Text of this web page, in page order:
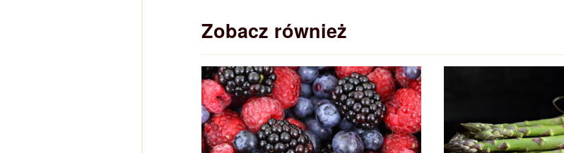
Zobacz również